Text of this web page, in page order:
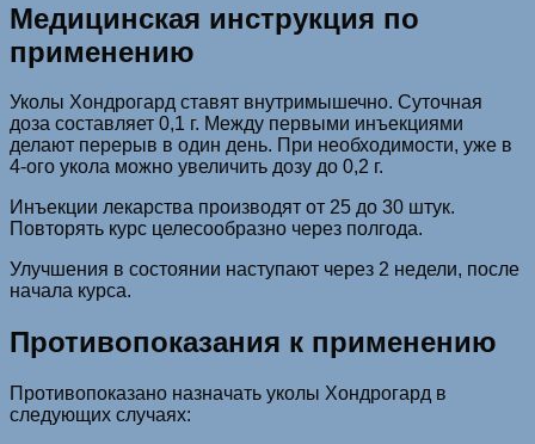
Медицинская инструкция по
применению
Уколы Хондрогард ставят внутримышечно. Суточная
доза составляет 0,1 г. Между первыми инъекциями
делают перерыв в один день. При необходимости, уже в
4-ого укола можно увеличить дозу до 0,2 г.
Инъекции лекарства производят от 25 до 30 штук.
Повторять курс целесообразно через полгода.
Улучшения в состоянии наступают через 2 недели, после
начала курса.
Противопоказания к применению
Противопоказано назначать уколы Хондрогард в
следующих случаях: